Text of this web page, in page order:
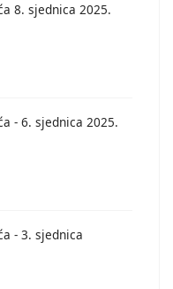
8. sjednica 2025.
- 6. sjednica 2025.
- 3. sjednica